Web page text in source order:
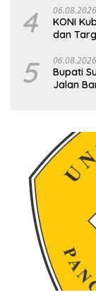
4 06.08.2026
KONI
dan
5 06.08.2026
Bupati
Jalan